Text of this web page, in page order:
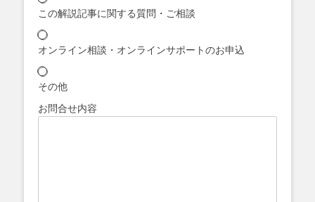
この解説記事に関する質問・ご相談
オンライン相談・オンラインサポートのお申込
その他
お問合せ内容